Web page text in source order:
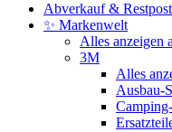
Abverkauf &
✨ Markenwelt
Alles anzeigen
3M
Alles
Ausbau-